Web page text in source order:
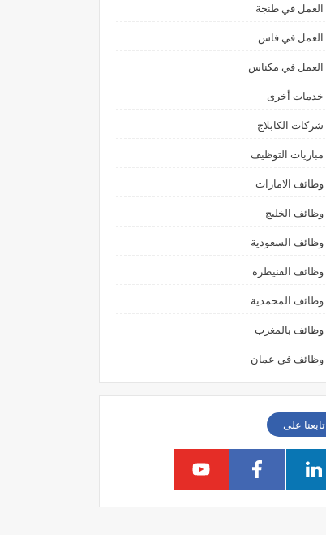
العمل في طنجة
العمل في فاس
العمل في مكناس
خدمات أخرى
شركات الكابلاج
مباريات التوظيف
وظائف الامارات
وظائف الخليج
وظائف السعودية
وظائف القنيطرة
وظائف المحمدية
وظائف بالمغرب
وظائف في عمان
تابعنا على